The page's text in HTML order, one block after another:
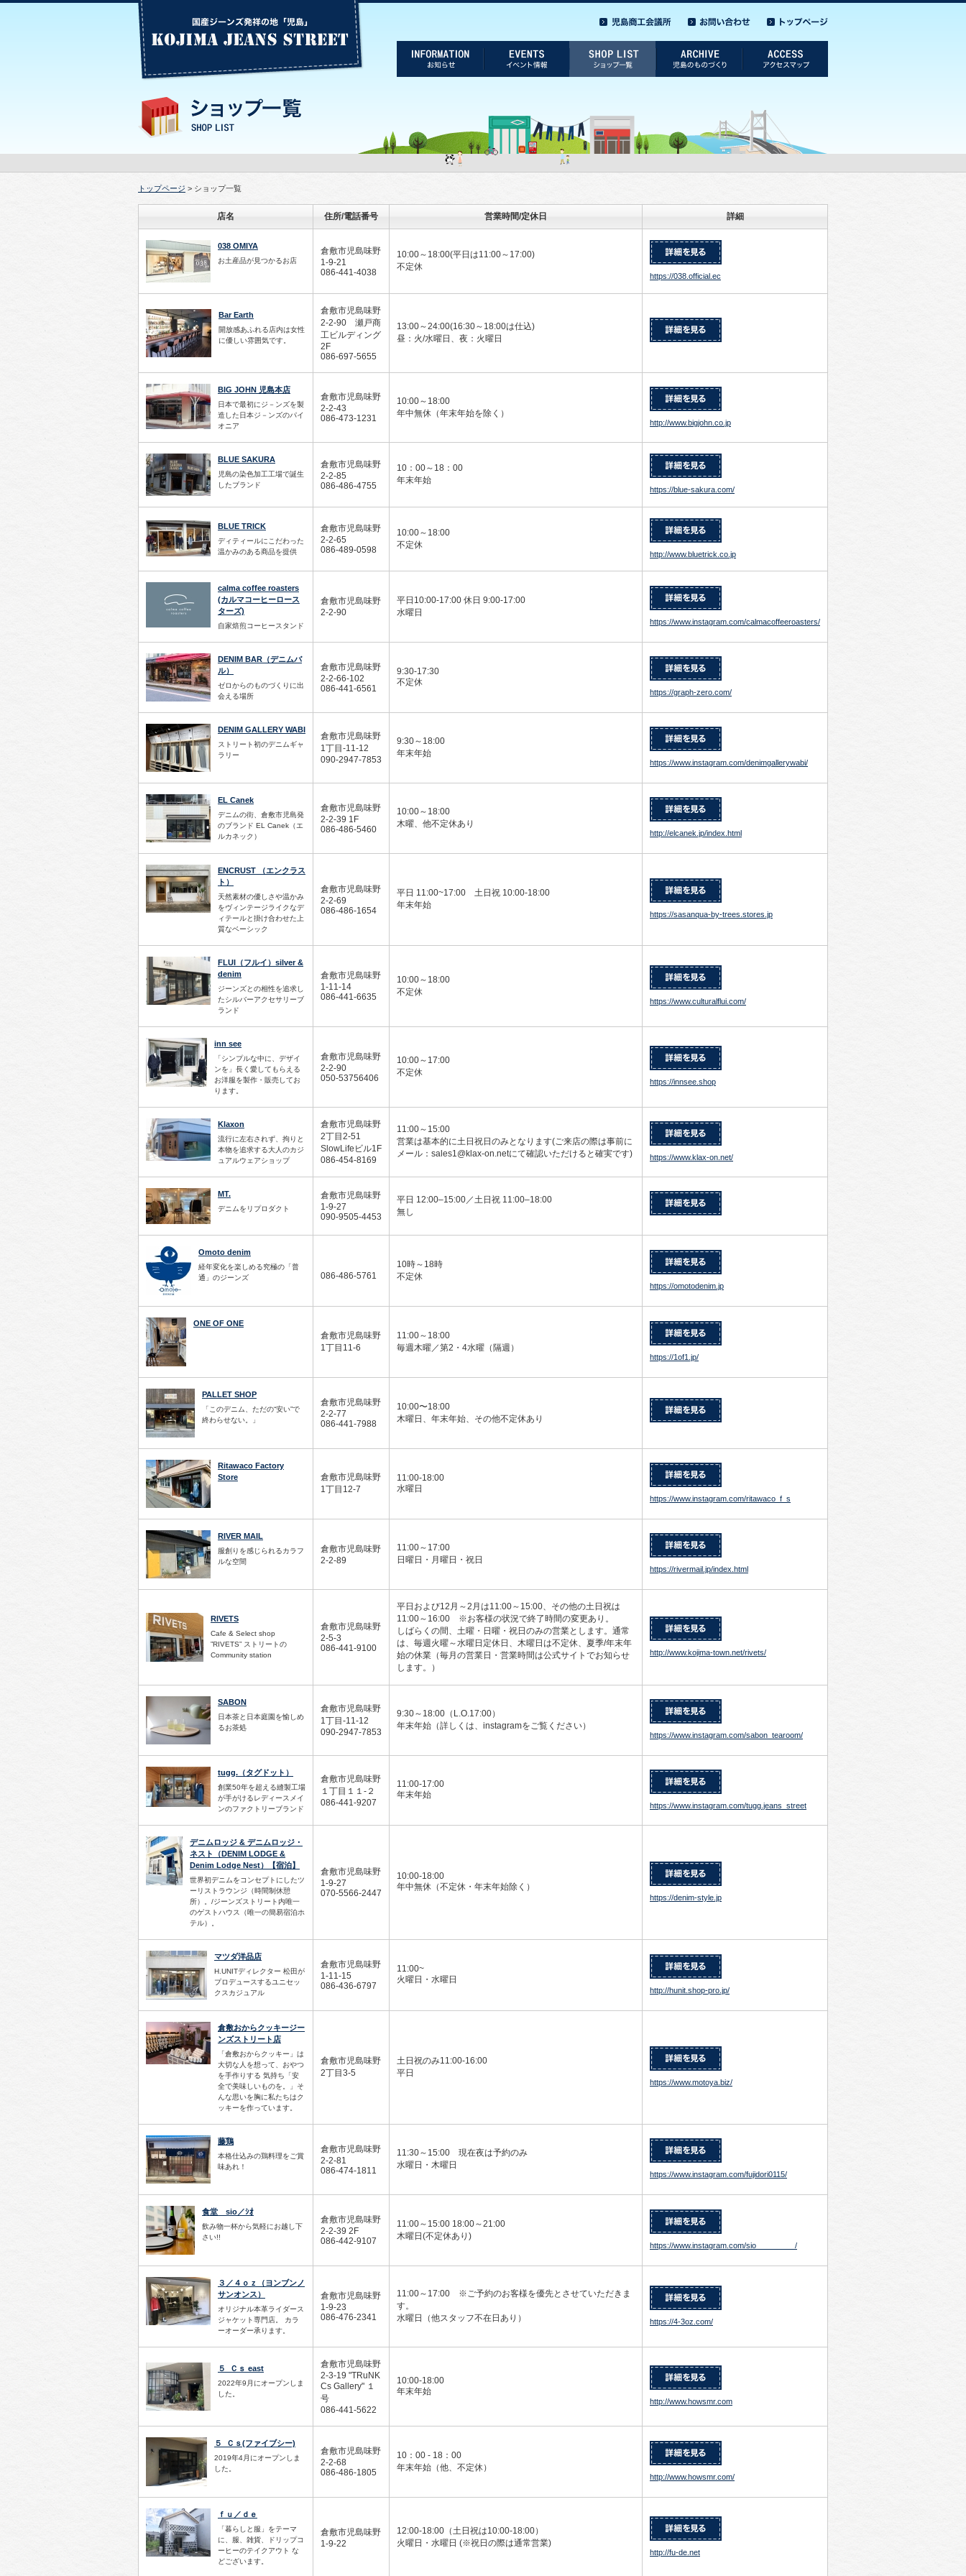
トップページ > ショップ一覧
店名 住所/電話番号 営業時間/定休日 詳細
038 OMIYA
お土産品が見つかるお店
倉敷市児島味野
1-9-21
086-441-4038
10:00～18:00(平日は11:00～17:00)
不定休
https://038.official.ec
Bar Earth
開放感あふれる店内は女性
に優しい雰囲気です。
倉敷市児島味野
2-2-90 瀬戸商
工ビルディング
2F
086-697-5655
13:00～24:00(16:30～18:00は仕込)
昼：火/水曜日、夜：火曜日
BIG JOHN 児島本店
日本で最初にジ－ンズを製
造した日本ジ－ンズのパイ
オニア
倉敷市児島味野
2-2-43
086-473-1231
10:00～18:00
年中無休（年末年始を除く）
http://www.bigjohn.co.jp
BLUE SAKURA
児島の染色加工工場で誕生
したブランド
倉敷市児島味野
2-2-85
086-486-4755
10：00～18：00
年末年始
https://blue-sakura.com/
BLUE TRICK
ディティールにこだわった
温かみのある商品を提供
倉敷市児島味野
2-2-65
086-489-0598
10:00～18:00
不定休
http://www.bluetrick.co.jp
calma coffee roasters
(カルマコーヒーロース
ターズ)
自家焙煎コーヒースタンド
倉敷市児島味野
2-2-90
平日10:00-17:00 休日 9:00-17:00
水曜日
https://www.instagram.com/calmacoffeeroasters/
DENIM BAR（デニムバ
ル）
ゼロからのものづくりに出
会える場所
倉敷市児島味野
2-2-66-102
086-441-6561
9:30-17:30
不定休
https://graph-zero.com/
DENIM GALLERY WABI
ストリート初のデニムギャ
ラリー
倉敷市児島味野
1丁目-11-12
090-2947-7853
9:30～18:00
年末年始
https://www.instagram.com/denimgallerywabi/
EL Canek
デニムの街、倉敷市児島発
のブランド EL Canek（エ
ルカネック）
倉敷市児島味野
2-2-39 1F
086-486-5460
10:00～18:00
木曜、他不定休あり
http://elcanek.jp/index.html
ENCRUST （エンクラス
ト）
天然素材の優しさや温かみ
をヴィンテージライクなデ
ィテールと掛け合わせた上
質なベーシック
倉敷市児島味野
2-2-69
086-486-1654
平日 11:00~17:00 土日祝 10:00-18:00
年末年始
https://sasanqua-by-trees.stores.jp
FLUI（フルイ）silver &
denim
ジーンズとの相性を追求し
たシルバーアクセサリーブ
ランド
倉敷市児島味野
1-11-14
086-441-6635
10:00～18:00
不定休
https://www.culturalflui.com/
inn see
「シンプルな中に、デザイ
ンを」長く愛してもらえる
お洋服を製作・販売してお
ります。
倉敷市児島味野
2-2-90
050-53756406
10:00～17:00
不定休
https://innsee.shop
Klaxon
流行に左右されず、拘りと
本物を追求する大人のカジ
ュアルウェアショップ
倉敷市児島味野
2丁目2-51
SlowLifeビル1F
086-454-8169
11:00～15:00
営業は基本的に土日祝日のみとなります(ご来店の際は事前に
メール：sales1@klax-on.netにて確認いただけると確実です)
https://www.klax-on.net/
MT.
デニムをリプロダクト
倉敷市児島味野
1-9-27
090-9505-4453
平日 12:00–15:00／土日祝 11:00–18:00
無し
Omoto denim
経年変化を楽しめる究極の「普
通」のジーンズ
086-486-5761
10時～18時
不定休
https://omotodenim.jp
ONE OF ONE
倉敷市児島味野
1丁目11-6
11:00～18:00
毎週木曜／第2・4水曜（隔週）
https://1of1.jp/
PALLET SHOP
「このデニム、ただの“安い”で
終わらせない。」
倉敷市児島味野
2-2-77
086-441-7988
10:00〜18:00
木曜日、年末年始、その他不定休あり
Ritawaco Factory
Store
倉敷市児島味野
1丁目12-7
11:00-18:00
水曜日
https://www.instagram.com/ritawaco_f_s
RIVER MAIL
服創りを感じられるカラフ
ルな空間
倉敷市児島味野
2-2-89
11:00～17:00
日曜日・月曜日・祝日
https://rivermail.jp/index.html
RIVETS
Cafe & Select shop
”RIVETS” ストリートの
Community station
倉敷市児島味野
2-5-3
086-441-9100
平日および12月～2月は11:00～15:00、その他の土日祝は
11:00～16:00 ※お客様の状況で終了時間の変更あり。
しばらくの間、土曜・日曜・祝日のみの営業とします。通常
は、毎週火曜～水曜日定休日、木曜日は不定休、夏季/年末年
始の休業（毎月の営業日・営業時間は公式サイトでお知らせ
します。）
http://www.kojima-town.net/rivets/
SABON
日本茶と日本庭園を愉しめ
るお茶処
倉敷市児島味野
1丁目-11-12
090-2947-7853
9:30～18:00（L.O.17:00）
年末年始（詳しくは、instagramをご覧ください）
https://www.instagram.com/sabon_tearoom/
tugg.（タグドット）
創業50年を超える縫製工場
が手がけるレディースメイ
ンのファクトリーブランド
倉敷市児島味野
１丁目１１-２
086-441-9207
11:00-17:00
年末年始
https://www.instagram.com/tugg.jeans_street
デニムロッジ & デニムロッジ・
ネスト（DENIM LODGE &
Denim Lodge Nest）【宿泊】
世界初デニムをコンセプトにしたツ
ーリストラウンジ（時間制休憩
所）。/ジーンズストリート内唯一
のゲストハウス（唯一の簡易宿泊ホ
テル）。
倉敷市児島味野
1-9-27
070-5566-2447
10:00-18:00
年中無休（不定休・年末年始除く）
https://denim-style.jp
マツダ洋品店
H.UNITディレクター 松田が
プロデュースするユニセッ
クスカジュアル
倉敷市児島味野
1-11-15
086-436-6797
11:00~
火曜日・水曜日
http://hunit.shop-pro.jp/
倉敷おからクッキージー
ンズストリート店
「倉敷おからクッキー」は
大切な人を想って、おやつ
を手作りする 気持ち「安
全で美味しいものを。」そ
んな思いを胸に私たちはク
ッキーを作っています。
倉敷市児島味野
2丁目3-5
土日祝のみ11:00-16:00
平日
https://www.motoya.biz/
藤鶏
本格仕込みの鶏料理をご賞
味あれ！
倉敷市児島味野
2-2-81
086-474-1811
11:30～15:00 現在夜は予約のみ
水曜日・木曜日
https://www.instagram.com/fujidori0115/
食堂 sio／ｼｵ
飲み物一杯から気軽にお越し下
さい!!
倉敷市児島味野
2-2-39 2F
086-442-9107
11:00～15:00 18:00～21:00
木曜日(不定休あり)
https://www.instagram.com/sio_________/
３／４ｏｚ（ヨンブンノ
サンオンス）
オリジナル本革ライダース
ジャケット専門店。 カラ
ーオーダー承ります。
倉敷市児島味野
1-9-23
086-476-2341
11:00～17:00 ※ご予約のお客様を優先とさせていただきま
す。
水曜日（他スタッフ不在日あり）
https://4-3oz.com/
５_Ｃｓ east
2022年9月にオープンしま
した。
倉敷市児島味野
2-3-19 "TRuNK
Cs Gallery" １
号
086-441-5622
10:00-18:00
年末年始
http://www.howsmr.com
５_Ｃｓ(ファイブシー)
2019年4月にオープンしま
した。
倉敷市児島味野
2-2-68
086-486-1805
10：00 - 18：00
年末年始（他、不定休）
http://www.howsmr.com/
ｆｕ／ｄｅ
「暮らしと服」をテーマ
に、服、雑貨、ドリップコ
ーヒーのテイクアウト な
どございます。
倉敷市児島味野
1-9-22
12:00-18:00（土日祝は10:00-18:00）
火曜日・水曜日 (※祝日の際は通常営業)
http://fu-de.net